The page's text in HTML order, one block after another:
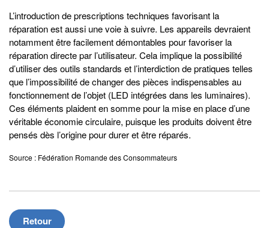
L’introduction de prescriptions techniques favorisant la
réparation est aussi une voie à suivre. Les appareils devraient
notamment être facilement démontables pour favoriser la
réparation directe par l’utilisateur. Cela implique la possibilité
d’utiliser des outils standards et l’interdiction de pratiques telles
que l’impossibilité de changer des pièces indispensables au
fonctionnement de l’objet (LED intégrées dans les luminaires).
Ces éléments plaident en somme pour la mise en place d’une
véritable économie circulaire, puisque les produits doivent être
pensés dès l’origine pour durer et être réparés.
Source : Fédération Romande des Consommateurs
Retour